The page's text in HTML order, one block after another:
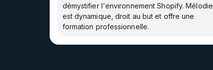
démystifier l'environnement Shopify. Mélodie
est dynamique, droit au but et offre une
formation professionnelle.